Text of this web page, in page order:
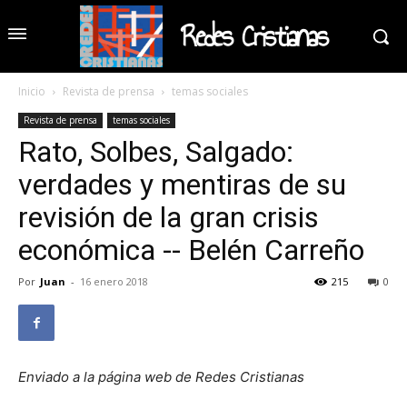
Redes Cristianas
Inicio Revista de prensa temas sociales
Revista de prensa temas sociales
Rato, Solbes, Salgado:
verdades y mentiras de su
revisión de la gran crisis
económica -- Belén Carreño
Por Juan - 16 enero 2018 0
215
Enviado a la página web de Redes Cristianas